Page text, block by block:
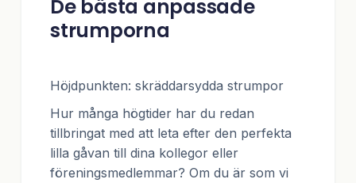
De bästa anpassade
strumporna
Höjdpunkten: skräddarsydda strumpor
Hur många högtider har du redan
tillbringat med att leta efter den perfekta
lilla gåvan till dina kollegor eller
föreningsmedlemmar? Om du är som vi